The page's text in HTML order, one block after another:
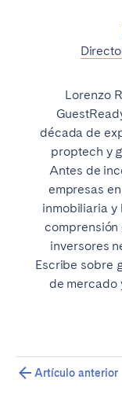
Lorenzo
década de
proptech y
Antes de
empresas
inmobiliaria y
inversores
Escribe sobre
de mercado
Artículo anterior